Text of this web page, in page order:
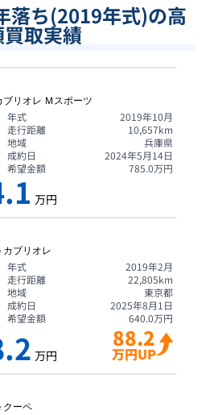
落ち(2019年式)の高
取実績
ブリオレ Ｍスポーツ
年式
2019年10月
走行距離
10,657km
地域
兵庫県
成約日
2024年5月14日
希望金額
785.0万円
万円
カブリオレ
年式
2019年2月
走行距離
22,805km
地域
東京都
成約日
2025年8月1日
希望金額
640.0万円
万円
88.2
万円UP
クーペ